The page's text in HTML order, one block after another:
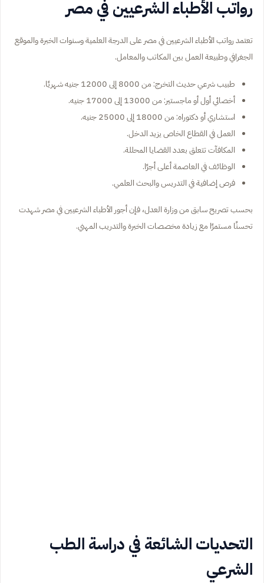
رواتب الأطباء الشرعيين في مصر
تعتمد رواتب الأطباء الشرعيين في مصر على الدرجة العلمية وسنوات الخبرة والموقع
الجغرافي وطبيعة العمل بين المكاتب والمعامل.
طبيب شرعي حديث التخرج: من 8000 إلى 12000 جنيه شهريًا.
أخصائي أول أو ماجستير: من 13000 إلى 17000 جنيه.
استشاري أو دكتوراه: من 18000 إلى 25000 جنيه.
العمل في القطاع الخاص يزيد الدخل.
المكافآت تتعلق بعدد القضايا المحللة.
الوظائف في العاصمة أعلى أجرًا.
فرص إضافية في التدريس والبحث العلمي.
بحسب تصريح سابق من وزارة العدل، فإن أجور الأطباء الشرعيين في مصر شهدت
تحسنًا مستمرًا مع زيادة مخصصات الخبرة والتدريب المهني.
التحديات الشائعة في دراسة الطب
الشرعي